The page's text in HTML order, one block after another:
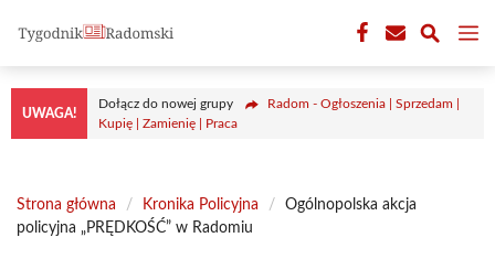
treści
UWAGA!
Dołącz do nowej grupy
Radom - Ogłoszenia | Sprzedam |
Kupię | Zamienię | Praca
Strona główna / Kronika Policyjna /
Ogólnopolska akcja
policyjna „PRĘDKOŚĆ” w Radomiu